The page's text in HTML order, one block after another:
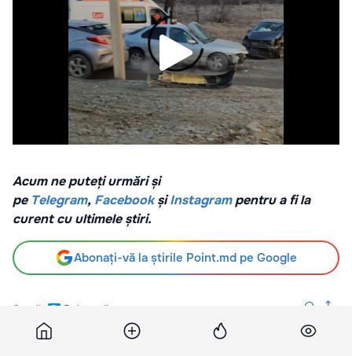
Acum ne puteți urmări și
pe Telegram, Facebook șiInstagrampentru a fi la
curent cu ultimele știri.
Abonați-vă la știrile Point.md pe Google
Sursă Pulsmedia